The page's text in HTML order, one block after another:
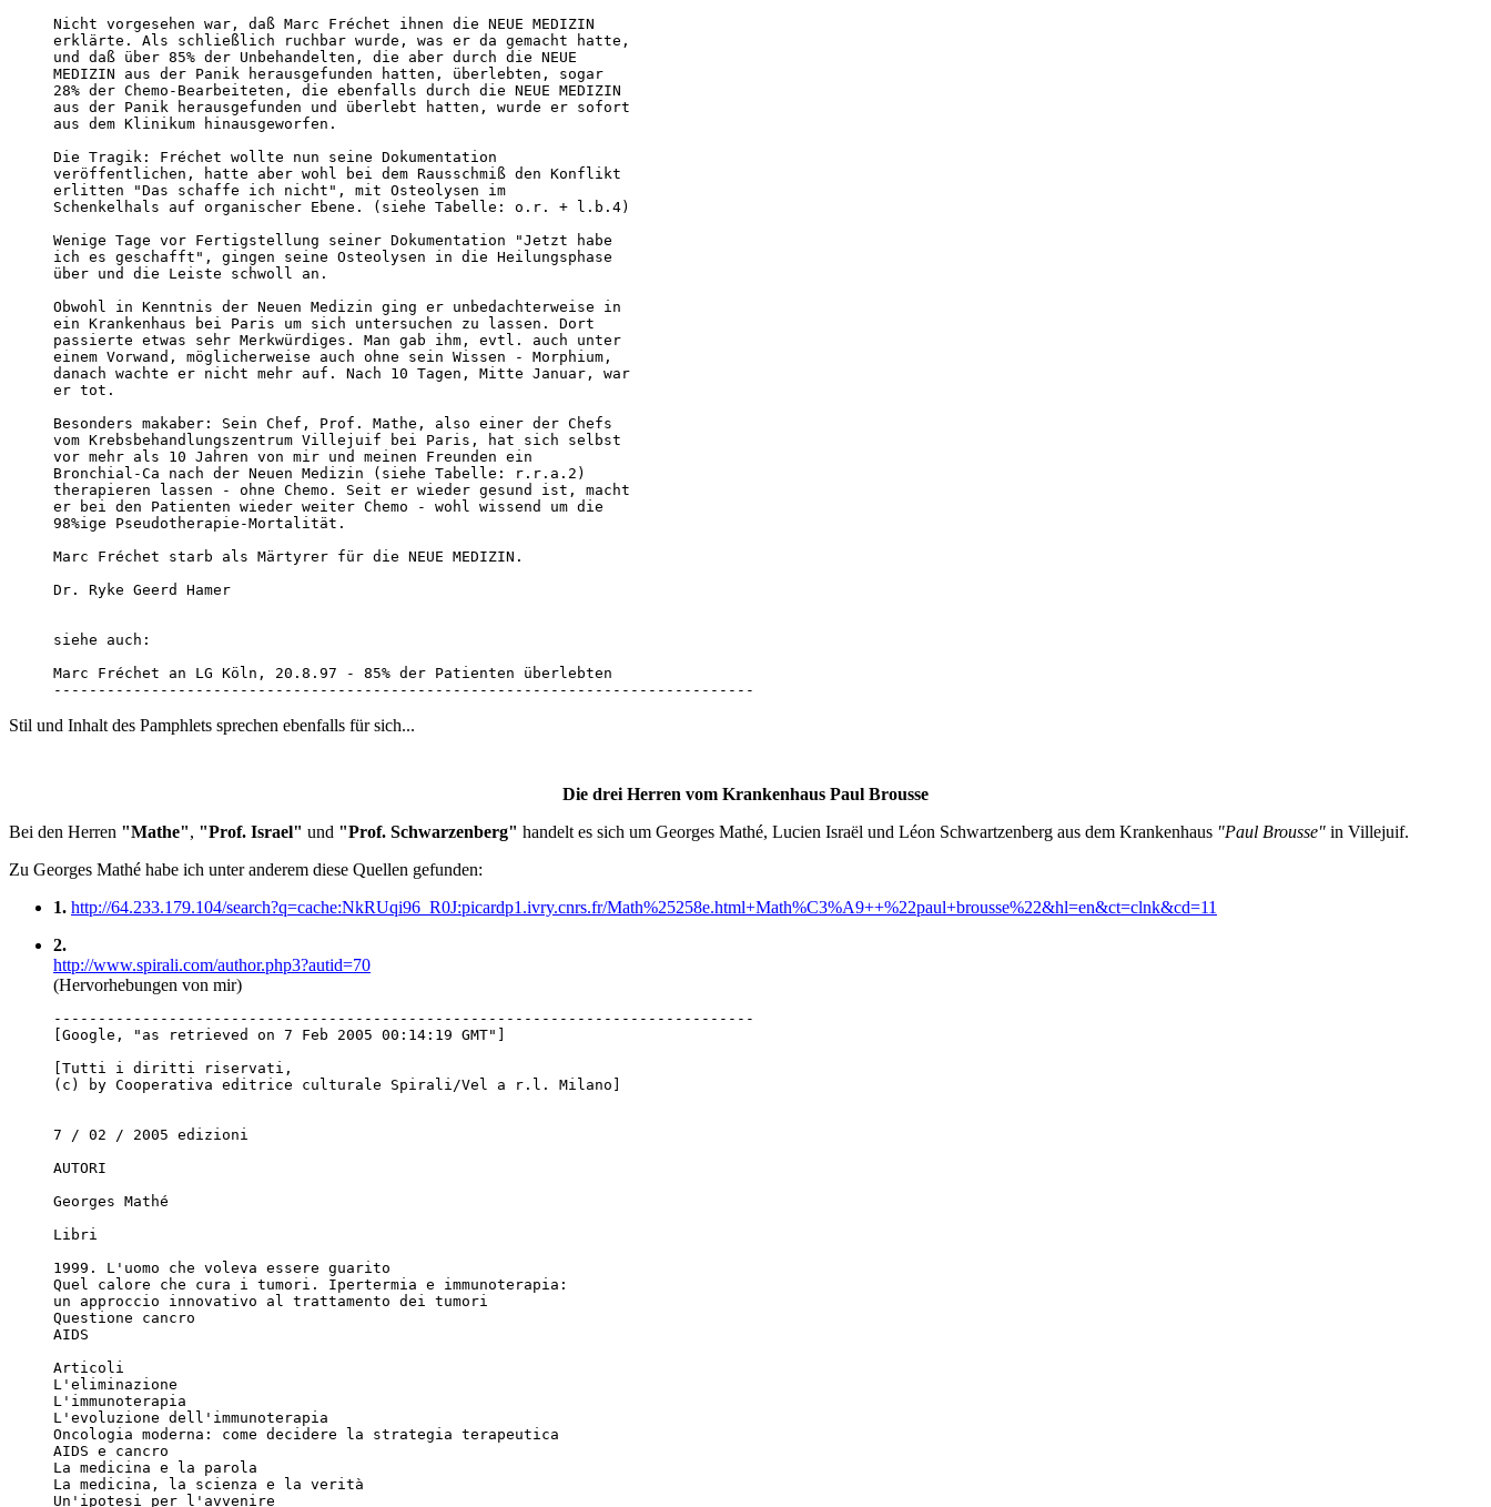
Nicht vorgesehen war, daß Marc Fréchet ihnen die NEUE MEDIZIN
erklärte. Als schließlich ruchbar wurde, was er da gemacht hatte,
und daß über 85% der Unbehandelten, die aber durch die NEUE
MEDIZIN aus der Panik herausgefunden hatten, überlebten, sogar
28% der Chemo-Bearbeiteten, die ebenfalls durch die NEUE MEDIZIN
aus der Panik herausgefunden und überlebt hatten, wurde er sofort
aus dem Klinikum hinausgeworfen.
Die Tragik: Fréchet wollte nun seine Dokumentation
veröffentlichen, hatte aber wohl bei dem Rausschmiß den Konflikt
erlitten "Das schaffe ich nicht", mit Osteolysen im
Schenkelhals auf organischer Ebene. (siehe Tabelle: o.r. + l.b.4)
Wenige Tage vor Fertigstellung seiner Dokumentation "Jetzt habe
ich es geschafft", gingen seine Osteolysen in die Heilungsphase
über und die Leiste schwoll an.
Obwohl in Kenntnis der Neuen Medizin ging er unbedachterweise in
ein Krankenhaus bei Paris um sich untersuchen zu lassen. Dort
passierte etwas sehr Merkwürdiges. Man gab ihm, evtl. auch unter
einem Vorwand, möglicherweise auch ohne sein Wissen - Morphium,
danach wachte er nicht mehr auf. Nach 10 Tagen, Mitte Januar, war
er tot.
Besonders makaber: Sein Chef, Prof. Mathe, also einer der Chefs
vom Krebsbehandlungszentrum Villejuif bei Paris, hat sich selbst
vor mehr als 10 Jahren von mir und meinen Freunden ein
Bronchial-Ca nach der Neuen Medizin (siehe Tabelle: r.r.a.2)
therapieren lassen - ohne Chemo. Seit er wieder gesund ist, macht
er bei den Patienten wieder weiter Chemo - wohl wissend um die
98%ige Pseudotherapie-Mortalität.
Marc Fréchet starb als Märtyrer für die NEUE MEDIZIN.
Dr. Ryke Geerd Hamer
siehe auch:
Marc Fréchet an LG Köln, 20.8.97 - 85% der Patienten überlebten
-------------------------------------------------------------------------------
Stil und Inhalt des Pamphlets sprechen ebenfalls für sich...
Die drei Herren vom Krankenhaus Paul Brousse
Bei den Herren "Mathe", "Prof. Israel" und "Prof. Schwarzenberg" handelt es sich um Georges Mathé, Lucien Israël und Léon Schwartzenberg aus dem Krankenhaus "Paul Brousse" in Villejuif.
Zu Georges Mathé habe ich unter anderem diese Quellen gefunden:
1. http://64.233.179.104/search?q=cache:NkRUqi96_R0J:picardp1.ivry.cnrs.fr/Math%25258e.html+Math%C3%A9++%22paul+brousse%22&hl=en&ct=clnk&cd=11
2.
http://www.spirali.com/author.php3?autid=70
(Hervorhebungen von mir)
-------------------------------------------------------------------------------
[Google, "as retrieved on 7 Feb 2005 00:14:19 GMT"]
[Tutti i diritti riservati,
(c) by Cooperativa editrice culturale Spirali/Vel a r.l. Milano]
7 / 02 / 2005 edizioni
AUTORI
Georges Mathé
Libri
1999. L'uomo che voleva essere guarito
Quel calore che cura i tumori. Ipertermia e immunoterapia:
un approccio innovativo al trattamento dei tumori
Questione cancro
AIDS
Articoli
L'eliminazione
L'immunoterapia
L'evoluzione dell'immunoterapia
Oncologia moderna: come decidere la strategia terapeutica
AIDS e cancro
La medicina e la parola
La medicina, la scienza e la verità
Un'ipotesi per l'avvenire